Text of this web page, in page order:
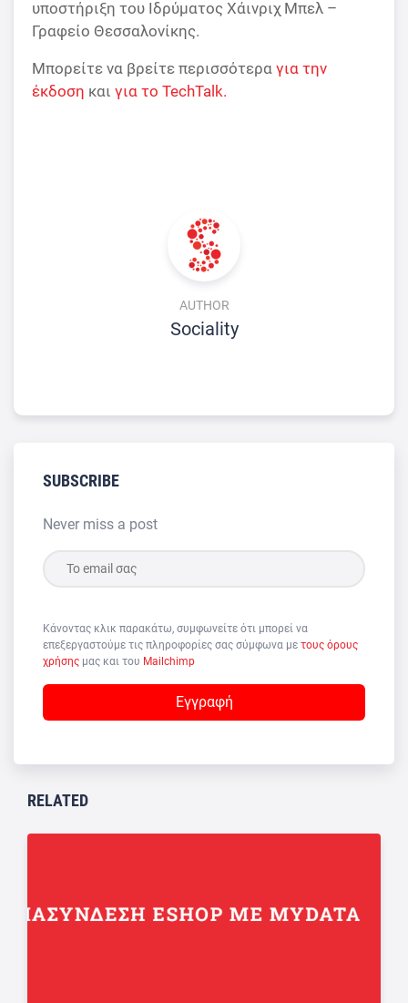
υποστήριξη του Ιδρύματος Χάινριχ Μπελ –
Γραφείο Θεσσαλονίκης.
Μπορείτε να βρείτε περισσότερα για την
έκδοση και για το TechTalk.
AUTHOR
Sociality
SUBSCRIBE
Never miss a post
Κάνοντας κλικ παρακάτω, συμφωνείτε ότι μπορεί να
επεξεργαστούμε τις πληροφορίες σας σύμφωνα με τους όρους
χρήσης μας και του Mailchimp
RELATED